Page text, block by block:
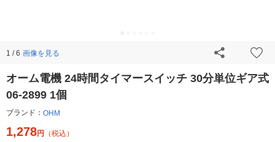
1 / 6 画像を見る
オーム電機 24時間タイマースイッチ 30分単位ギア式
06-2899 1個
ブランド： OHM
1,278円 （税込）